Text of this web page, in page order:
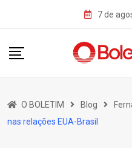
7 de
O BOLETIM Blog
nas relações EUA-Brasil